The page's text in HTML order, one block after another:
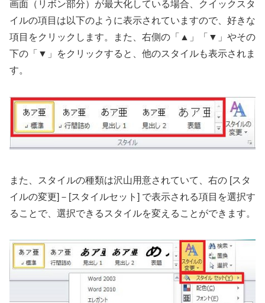
画面（リボン部分）が最大化している場合、クイックスタ
イルの項目は以下のように表示されていますので、好きな
項目をクリックします。また、右側の「▲」「▼」やその
下の「▼」をクリックすると、他のスタイルも表示されま
す。
また、スタイルの種類は沢山用意されていて、右の [スタ
イルの変更]－[スタイルセット] で表示される項目を選択す
ることで、選択できるスタイルを変えることができます。